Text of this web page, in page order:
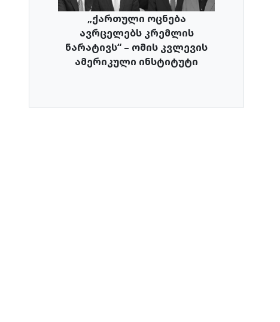
„ქართული ოცნება
ავრცელებს კრემლის
ნარატივს“ – ომის კვლევის
ამერიკული ინსტიტუტი